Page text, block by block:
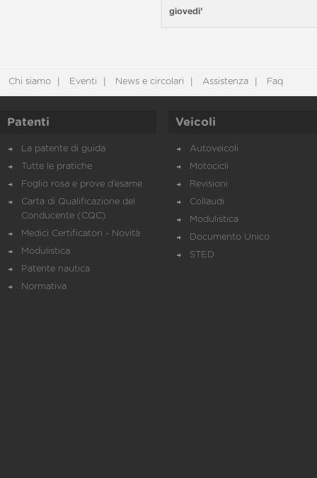
giovedi'
Chi siamo Eventi News e circolari Assistenza Faq
Patenti
La patente di guida
Tutte le pratiche
Foglio rosa e prove d’esame
Carta di Qualificazione del
Conducente (CQC)
Medici Certificatori - Novità
Modulistica
Patente nautica
Normativa
Veicoli
Autoveicoli
Motocicli
Revisioni
Collaudi
Modulistica
Documento Unico
STED